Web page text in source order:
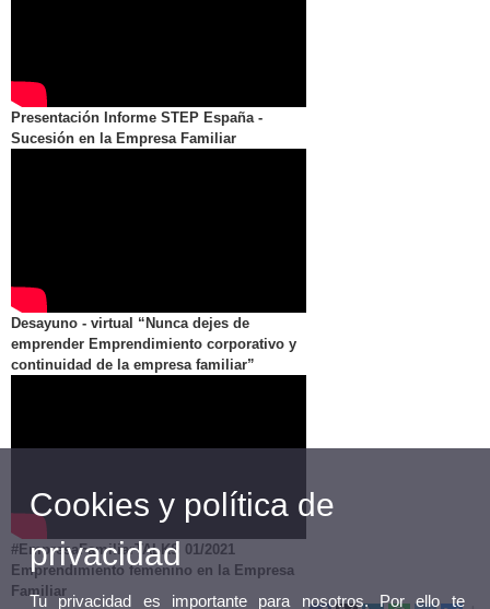
Presentación Informe STEP España -
Sucesión en la Empresa Familiar
Desayuno - virtual “Nunca dejes de
emprender Emprendimiento corporativo y
continuidad de la empresa familiar”
#EmpresaFamiliarTALKS 01/2021
Emprendimiento femenino en la Empresa
Familiar
Cookies y política de
privacidad
Tu privacidad es importante para nosotros. Por ello te